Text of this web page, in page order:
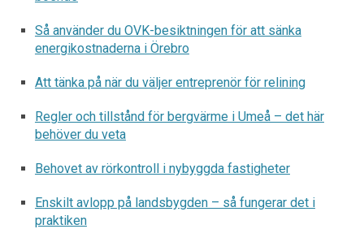
Så använder du OVK-besiktningen för att sänka
energikostnaderna i Örebro
Att tänka på när du väljer entreprenör för relining
Regler och tillstånd för bergvärme i Umeå – det här
behöver du veta
Behovet av rörkontroll i nybyggda fastigheter
Enskilt avlopp på landsbygden – så fungerar det i
praktiken